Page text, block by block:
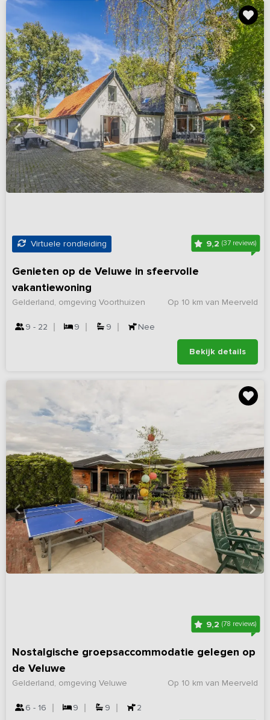
Virtuele rondleiding 9,2(37 reviews)
Genieten op de Veluwe in sfeervolle
vakantiewoning
Op 10 km van Meerveld
Gelderland, omgeving Voorthuizen
9 - 22 9 9 Nee
Bekijk details
9,2(78 reviews)
Nostalgische groepsaccommodatie gelegen op
de Veluwe
Op 10 km van Meerveld
Gelderland, omgeving Veluwe
6 - 16 9 9 2